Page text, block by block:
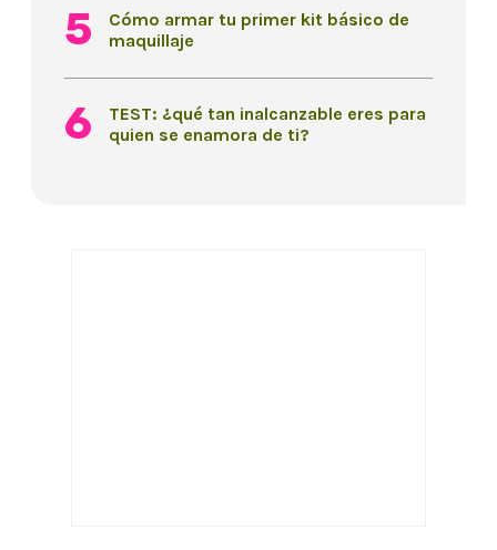
Cómo armar tu primer kit básico de
maquillaje
TEST: ¿qué tan inalcanzable eres para
quien se enamora de ti?